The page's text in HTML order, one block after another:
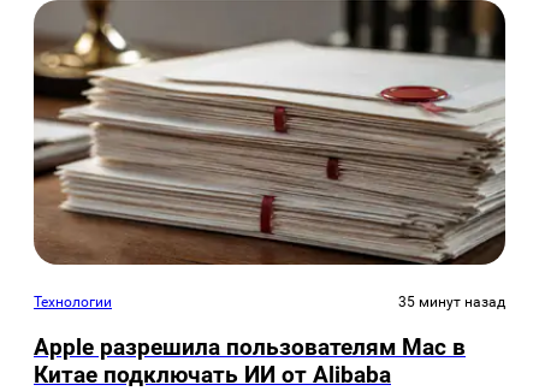
Технологии 35 минут назад
Apple разрешила пользователям Mac в
Китае подключать ИИ от Alibaba